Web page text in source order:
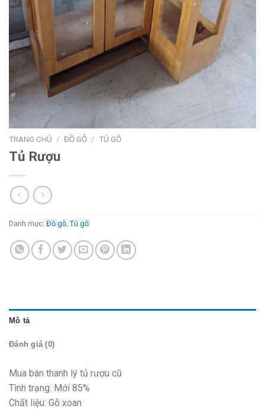
TRANG CHỦ / ĐỒ GỖ / TỦ GỖ
Tủ Rượu
Danh mục: Đồ gỗ Tủ gỗ
Mô tả
Đánh giá (0)
Mua bán thanh lý tủ rượu cũ
Tình trạng: Mới 85%
Chất liệu: Gỗ xoan